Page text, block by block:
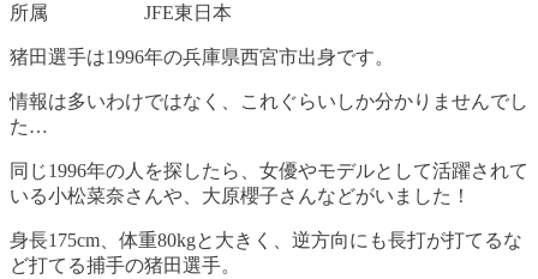
所属 JFE東日本
猪田選手は1996年の兵庫県西宮市出身です。
情報は多いわけではなく、これぐらいしか分かりませんでし
た…
同じ1996年の人を探したら、女優やモデルとして活躍されて
いる小松菜奈さんや、大原櫻子さんなどがいました！
身長175cm、体重80kgと大きく、逆方向にも長打が打てるな
ど打てる捕手の猪田選手。